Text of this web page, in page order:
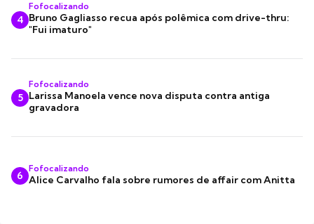
4
Fofocalizando
Bruno Gagliasso recua após polêmica com drive-thru:
"Fui imaturo"
5
Fofocalizando
Larissa Manoela vence nova disputa contra antiga
gravadora
6
Fofocalizando
Alice Carvalho fala sobre rumores de affair com Anitta